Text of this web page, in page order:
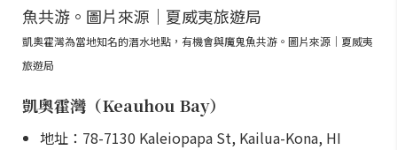
凱奧霍灣為當地知名的潛水地點，有機會與魔鬼魚共游。圖片來源｜夏威夷
旅遊局
凱奧霍灣（Keauhou Bay）
地址：78-7130 Kaleiopapa St, Kailua-Kona, HI